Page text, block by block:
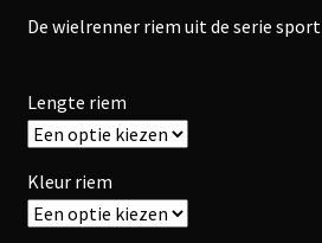
De wielrenner riem uit de serie sport
Lengte riem
Kleur riem